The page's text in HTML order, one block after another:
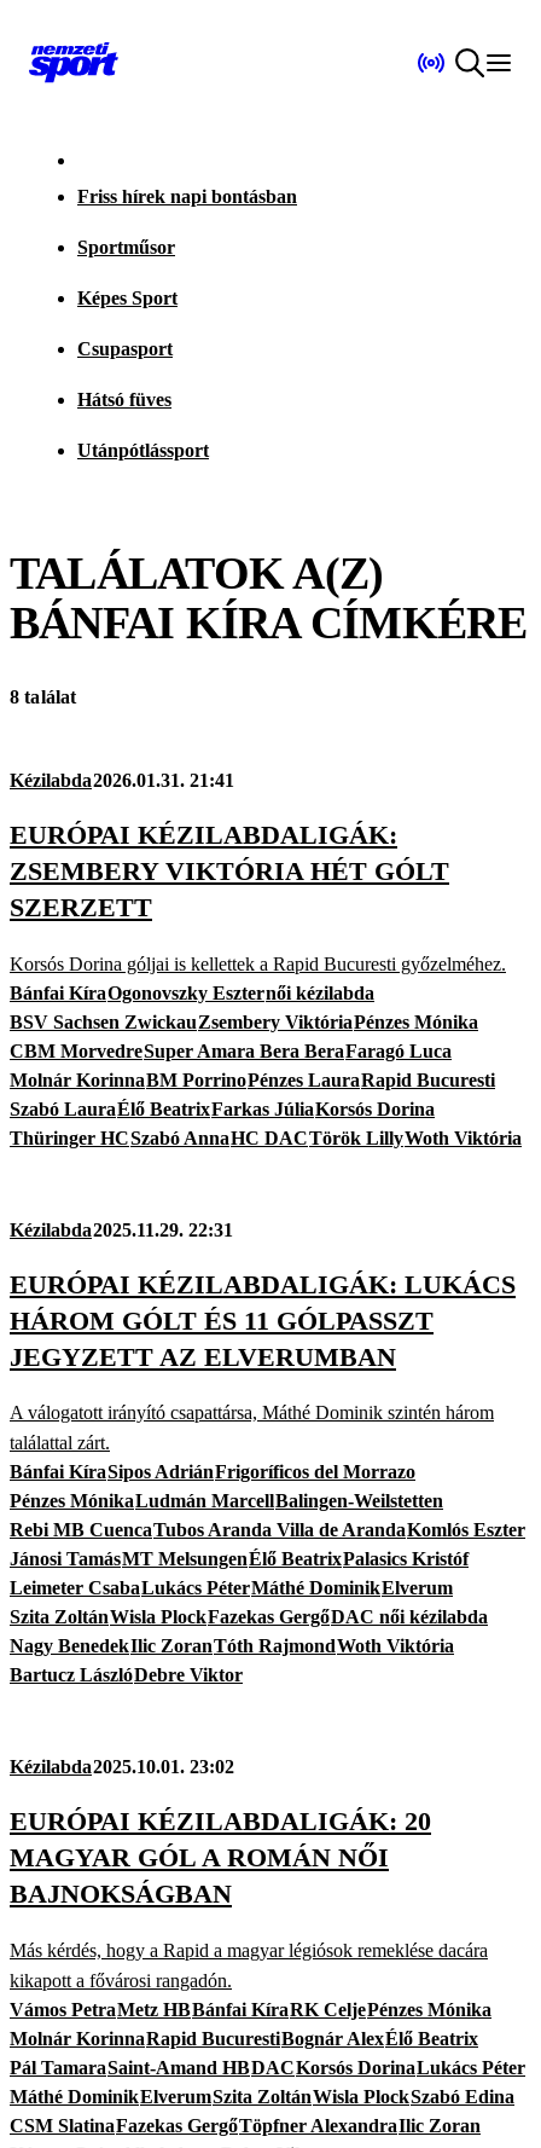
Friss hírek napi bontásban
Sportműsor
Képes Sport
Csupasport
Hátsó füves
Utánpótlássport
TALÁLATOK A(Z)
BÁNFAI KÍRACÍMKÉRE
8 találat
Kézilabda2026.01.31. 21:41
EURÓPAI KÉZILABDALIGÁK:
ZSEMBERY VIKTÓRIA HÉT GÓLT
SZERZETT
Korsós Dorina góljai is kellettek a Rapid Bucuresti győzelméhez.
Bánfai KíraOgonovszky Eszternői kézilabda
BSV Sachsen ZwickauZsembery ViktóriaPénzes Mónika
CBM MorvedreSuper Amara Bera BeraFaragó Luca
Molnár KorinnaBM PorrinoPénzes LauraRapid Bucuresti
Szabó LauraÉlő BeatrixFarkas JúliaKorsós Dorina
Thüringer HCSzabó AnnaHC DACTörök LillyWoth Viktória
Kézilabda2025.11.29. 22:31
EURÓPAI KÉZILABDALIGÁK: LUKÁCS
HÁROM GÓLT ÉS 11 GÓLPASSZT
JEGYZETT AZ ELVERUMBAN
A válogatott irányító csapattársa, Máthé Dominik szintén három
találattal zárt.
Bánfai KíraSipos AdriánFrigoríficos del Morrazo
Pénzes MónikaLudmán MarcellBalingen-Weilstetten
Rebi MB CuencaTubos Aranda Villa de ArandaKomlós Eszter
Jánosi TamásMT MelsungenÉlő BeatrixPalasics Kristóf
Leimeter CsabaLukács PéterMáthé DominikElverum
Szita ZoltánWisla PlockFazekas GergőDAC női kézilabda
Nagy BenedekIlic ZoranTóth RajmondWoth Viktória
Bartucz LászlóDebre Viktor
Kézilabda2025.10.01. 23:02
EURÓPAI KÉZILABDALIGÁK: 20
MAGYAR GÓL A ROMÁN NŐI
BAJNOKSÁGBAN
Más kérdés, hogy a Rapid a magyar légiósok remeklése dacára
kikapott a fővárosi rangadón.
Vámos PetraMetz HBBánfai KíraRK CeljePénzes Mónika
Molnár KorinnaRapid BucurestiBognár AlexÉlő Beatrix
Pál TamaraSaint-Amand HBDACKorsós DorinaLukács Péter
Máthé DominikElverumSzita ZoltánWisla PlockSzabó Edina
CSM SlatinaFazekas GergőTöpfner AlexandraIlic Zoran